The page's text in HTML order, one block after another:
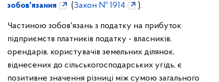
зобов'язання
(Закон № 1914 ).
Частиною зобов'язань з податку на прибуток
підприємств платників податку - власників,
орендарів, користувачів земельних ділянок,
віднесених до сільськогосподарських угідь, є
позитивне значення різниці між сумою загального